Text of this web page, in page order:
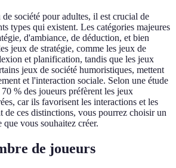
société pour adultes, il est crucial de
types qui existent. Les catégories majeures
d'ambiance, de déduction, et bien
jeux de stratégie, comme les jeux de
et planification, tandis que les jeux
jeux de société humoristiques, mettent
et l'interaction sociale. Selon une étude
70 % des joueurs préfèrent les jeux
car ils favorisent les interactions et les
de ces distinctions, vous pourrez choisir un
que vous souhaitez créer.
de joueurs